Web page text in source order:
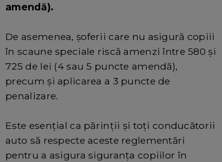
amendă).
De asemenea, șoferii care nu asigură copiii
în scaune speciale riscă amenzi între 580 și
725 de lei (4 sau 5 puncte amendă),
precum și aplicarea a 3 puncte de
penalizare.
Este esențial ca părinții și toți conducătorii
auto să respecte aceste reglementări
pentru a asigura siguranța copiilor în